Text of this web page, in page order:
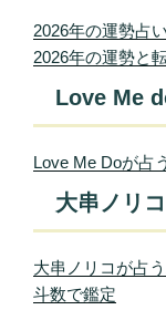
2026年の運勢占
2026年の運勢と
Love Me
Love Me Doが占
大串ノリ
大串ノリコが占
斗数で鑑定